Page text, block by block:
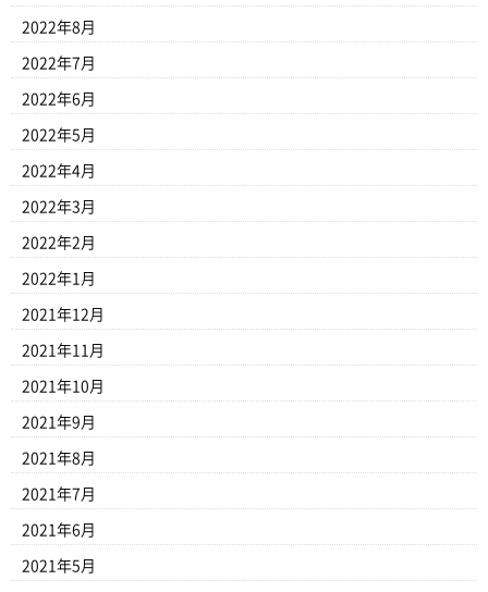
2022年8月
2022年7月
2022年6月
2022年5月
2022年4月
2022年3月
2022年2月
2022年1月
2021年12月
2021年11月
2021年10月
2021年9月
2021年8月
2021年7月
2021年6月
2021年5月